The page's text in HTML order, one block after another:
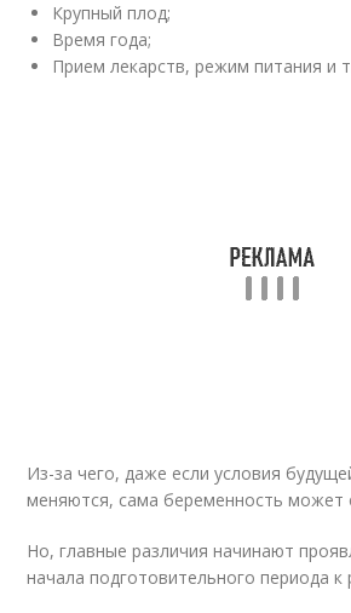
Крупный плод;
Время года;
Прием лекарств, режим питания и
Из-за чего, даже если условия
меняются, сама беременность может
Но, главные различия начинают
начала подготовительного периода к